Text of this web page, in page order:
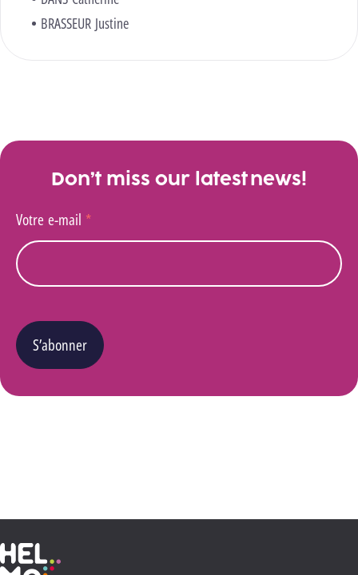
BRASSEUR Justine
Don’t miss our latest news!
Votre e-mail *
S’abonner
Haute École Libre Mosane